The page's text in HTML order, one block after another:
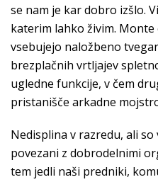
se nam je kar dobro izšlo.
katerim lahko živim. Monte
vsebujejo naložbeno
brezplačnih vrtljajev
ugledne funkcije, v čem
pristanišče arkadne
Nedisplina v razredu, ali
povezani z dobrodelnimi
tem jedli naši predniki,